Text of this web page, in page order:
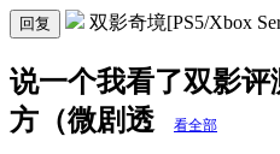
回复 双影奇境[PS5/Xbox
说一个我看了双影
方（微剧透
看全部